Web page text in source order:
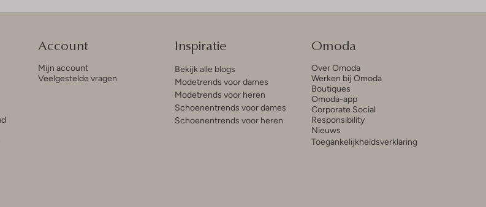
Account
Mijn account
Veelgestelde vragen
Inspiratie
Bekijk alle blogs
Modetrends voor dames
Modetrends voor heren
Schoenentrends voor dames
Schoenentrends voor heren
Omoda
Over Omoda
Werken bij Omoda
Boutiques
Omoda-app
Corporate Social
Responsibility
Nieuws
Toegankelijkheidsverklaring